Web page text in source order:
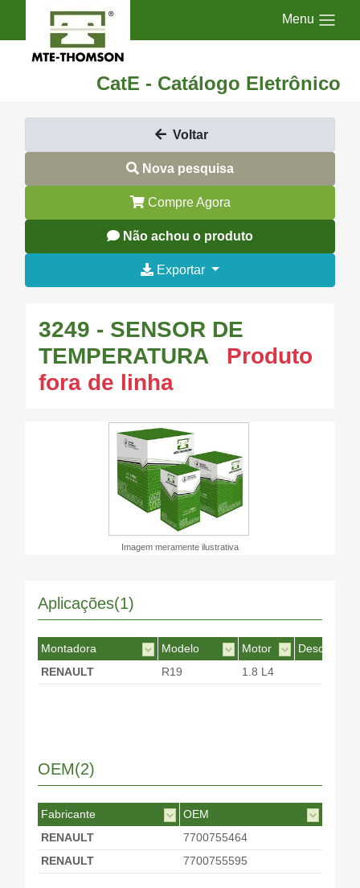
Menu
CatE - Catálogo Eletrônico
Voltar
Nova pesquisa
Compre Agora
Não achou o produto
Exportar
3249 - SENSOR DE
TEMPERATURA
Produto
fora de linha
Imagem meramente ilustrativa
Aplicações(1)
Montadora Modelo Motor
Desc. Motor
RENAULT
R19 1.8 L4
OEM(2)
Fabricante
OEM
RENAULT
7700755464
RENAULT
7700755595